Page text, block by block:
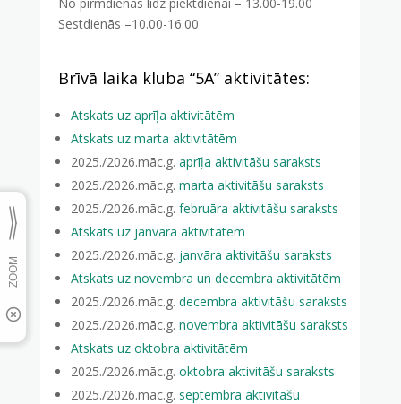
Sestdienās –10.00-16.00
Brīvā laika kluba “5A” aktivitātes:
Atskats uz aprīļa aktivitātēm
Atskats uz marta aktivitātēm
2025./2026.māc.g. aprīļa aktivitāšu saraksts
2025./2026.māc.g. marta aktivitāšu saraksts
2025./2026.māc.g. februāra aktivitāšu saraksts
Atskats uz janvāra aktivitātēm
2025./2026.māc.g. janvāra aktivitāšu saraksts
Atskats uz novembra un decembra aktivitātēm
2025./2026.māc.g. decembra aktivitāšu saraksts
2025./2026.māc.g. novembra aktivitāšu saraksts
Atskats uz oktobra aktivitātēm
2025./2026.māc.g. oktobra aktivitāšu saraksts
2025./2026.māc.g. septembra aktivitāšu